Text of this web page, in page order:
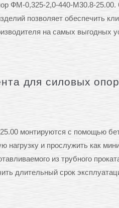
ФМ-0,325-2,0-440-М30.8-25.00.
позволяет обеспечить
на самых выгодных
для силовых
монтируются с помощью
нагрузку и прослужить как
из трубного
длительный срок